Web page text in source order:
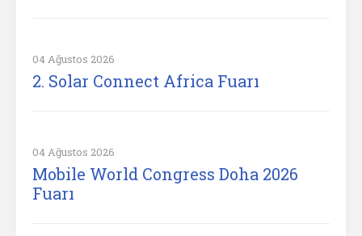
04 Ağustos 2026
2. Solar Connect Africa Fuarı
04 Ağustos 2026
Mobile World Congress Doha 2026
Fuarı